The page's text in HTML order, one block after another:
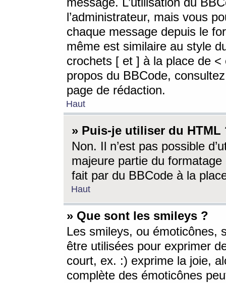
l’administrateur, mais vous
chaque message depuis le
même est similaire au style
crochets [ et ] à la place de <
propos du BBCode,
page de rédaction.
Haut
» Puis-je utiliser du HTML
Non. Il n’est pas possible
majeure partie du
fait par du BBCode à la
Haut
» Que sont les smileys ?
Les smileys, ou émoticônes,
être utilisées pour exprimer
court, ex. :) exprime la joie,
complète des émoticônes